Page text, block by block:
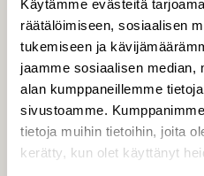
Käytämme evästeitä
räätälöimiseen, sosiaalisen
tukemiseen ja
jaamme sosiaalisen median,
alan kumppaneillemme
sivustoamme.
tietoja muihin tietoihin, joita
kerätty, kun olet käyttänyt
JAKELU
Helsingin Pörssi